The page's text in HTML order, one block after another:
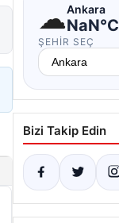
☁Ankara
NaN°C
ŞEHIR SEÇ
Bizi Takip Edin